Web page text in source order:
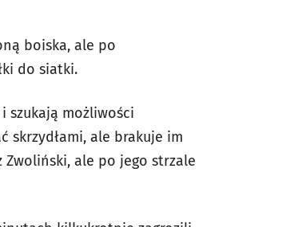
boiska, ale po
do siatki.
szukają możliwości
skrzydłami, ale brakuje im
Zwoliński, ale po jego strzale